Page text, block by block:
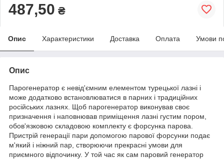
487,50 ₴
Опис Характеристики Доставка Оплата Умови
Опис
Парогенератор є невід'ємним елементом турецької лазні і
може додатково встановлюватися в парних і традиційних
російських лазнях. Щоб парогенератор виконував своє
призначення і наповнював приміщення лазні густим пором,
обов'язковою складовою комплекту є форсунка парова.
Пристрій генерації пари допомогою парової форсунки подає
м'який і ніжний пар, створюючи прекрасні умови для
приємного відпочинку. У той час як сам паровий генератор